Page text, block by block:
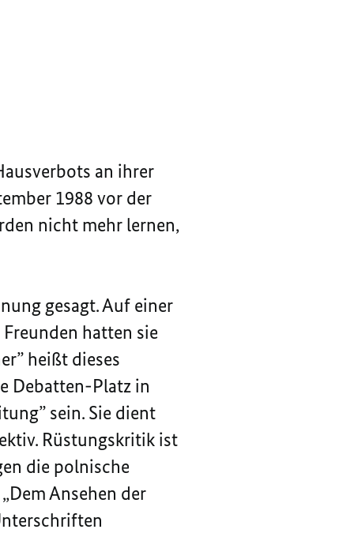
an ihrer
1988 vor der
nicht mehr lernen,
gesagt. Auf einer
hatten sie
heißt dieses
Debatten-Platz in
sein. Sie dient
Rüstungskritik ist
die polnische
Ansehen der